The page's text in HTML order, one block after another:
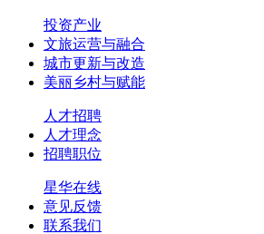
投资产业
文旅运营与融合
城市更新与改造
美丽乡村与赋能
人才招聘
人才理念
招聘职位
星华在线
意见反馈
联系我们